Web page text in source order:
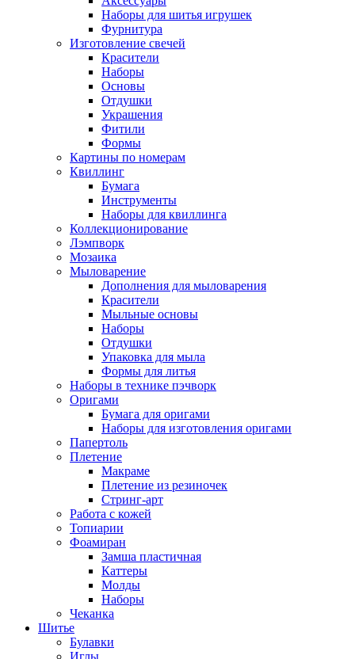
Наборы для шитья игрушек
Фурнитура
Изготовление свечей
Красители
Наборы
Основы
Отдушки
Украшения
Фитили
Формы
Картины по номерам
Квиллинг
Бумага
Инструменты
Наборы для квиллинга
Коллекционирование
Лэмпворк
Мозаика
Мыловарение
Дополнения для мыловарения
Красители
Мыльные основы
Наборы
Отдушки
Упаковка для мыла
Формы для литья
Наборы в технике пэчворк
Оригами
Бумага для оригами
Наборы для изготовления оригами
Папертоль
Плетение
Макраме
Плетение из резиночек
Стринг-арт
Работа с кожей
Топиарии
Фоамиран
Замша пластичная
Каттеры
Молды
Наборы
Чеканка
Шитье
Булавки
Иглы